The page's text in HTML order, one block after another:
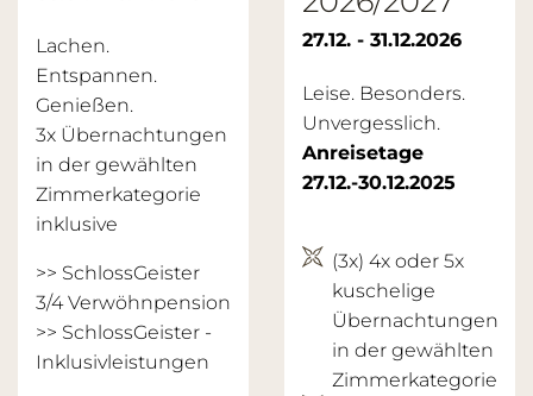
Lachen.
Entspannen.
Genießen.
3x Übernachtungen
in der gewählten
Zimmerkategorie
inklusive
>> SchlossGeister
3/4 Verwöhnpension
>> SchlossGeister -
Inklusivleistungen
27.12. - 31.12.2026
Leise. Besonders.
Unvergesslich.
Anreisetage
27.12.-30.12.2025
(3x) 4x oder 5x
kuschelige
Übernachtungen
in der gewählten
Zimmerkategorie